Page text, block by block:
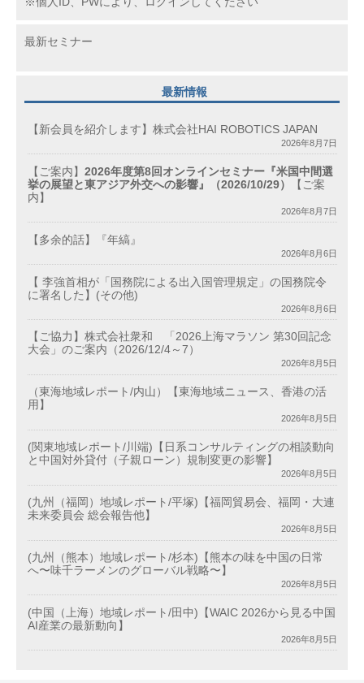
最新セミナー
最新情報
【新会員を紹介します】株式会社HAI ROBOTICS JAPAN
2026年8月7日
【ご案内】 2026年度第8回オンラインセミナー『米国中間選
挙の展望と東アジア外交への影響』（2026/10/29）
【ご案
内】
2026年8月7日
【多余的話】『年縞』
2026年8月6日
【 李強首相が「国務院による出入国管理規定」の国務院令
に署名した】(その他)
2026年8月6日
【ご協力】株式会社衆和 「2026上海マラソン 第30回記念
大会」のご案内（2026/12/4～7）
2026年8月5日
（東海地域レポート/内山）【東海地域ニュース、香港の活
用】
2026年8月5日
(関東地域レポート/川端)【日系コンサルティングの相談動向
と中国対外貸付（子親ローン）規制変更の影響】
2026年8月5日
(九州（福岡）地域レポート/平塚)【福岡貿易会、福岡・大連
未来委員会 総会報告他】
2026年8月5日
(九州（熊本）地域レポート/杉本)【熊本の味を中国の日常
へ〜味千ラーメンのグローバル戦略〜】
2026年8月5日
(中国（上海）地域レポート/田中)【WAIC 2026から見る中国
AI産業の最新動向】
2026年8月5日